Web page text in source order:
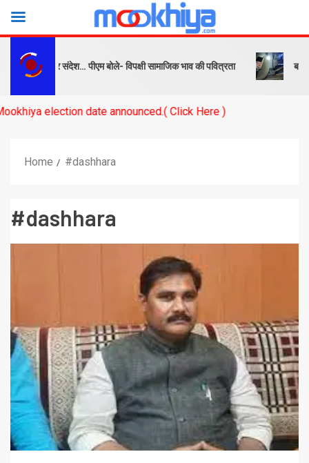
को सबक और संदेश… पीएम बोले- विपक्षी सामाजिक भाव की पवित्रता बनारस
election date announced.( Click Here )
Home #dashhara
#dashhara